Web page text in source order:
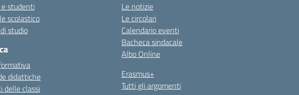
e studenti
scolastico
studio
didattiche
delle classi
Le notizie
Le circolari
Calendario eventi
Bacheca sindacale
Albo Online
Erasmus+
Tutti gli argomenti